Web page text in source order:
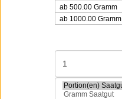
ab 500.00 Gramm
ab 1000.00 Gramm